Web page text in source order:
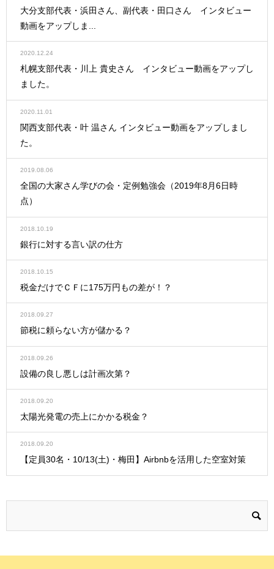
大分支部代表・浜田さん、副代表・田口さん インタビュー
動画をアップしま...
2020.12.24
札幌支部代表・川上 貴史さん インタビュー動画をアップし
ました。
2020.11.01
関西支部代表・叶 温さん インタビュー動画をアップしまし
た。
2019.08.06
全国の大家さん学びの会・定例勉強会（2019年8月6日時
点）
2018.10.19
銀行に対する言い訳の仕方
2018.10.15
税金だけでＣＦに175万円もの差が！？
2018.09.27
節税に頼らない方が儲かる？
2018.09.26
設備の良し悪しは計画次第？
2018.09.20
太陽光発電の売上にかかる税金？
2018.09.20
【定員30名・10/13(土)・梅田】Airbnbを活用した空室対策